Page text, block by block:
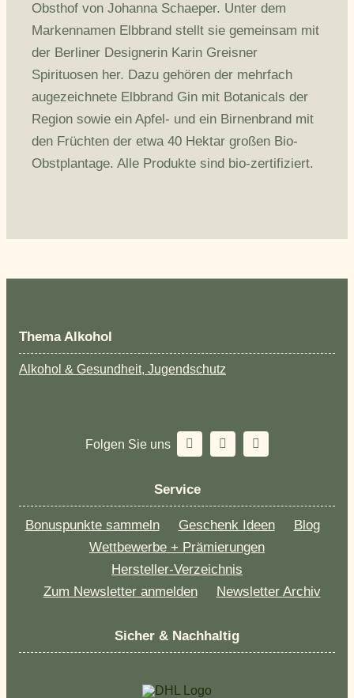
Obsthof von Johanna Schaeper. Unter dem
Markennamen Elbbrand stellt sie gemeinsam mit
der Berliner Designerin Karin Greisner
Spirituosen her. Dazu gehören der mehrfach
augezeichnete Elbbrand Gin mit Botanicals der
Region sowie ein Apfel- und ein Birnenbrand mit
den Früchten der etwa 40 Hektar großen Bio-
Obstplantage. Alle Produkte sind bio-zertifiziert.
Thema Alkohol
Alkohol & Gesundheit, Jugendschutz
Folgen Sie uns
Service
Bonuspunkte sammeln Geschenk Ideen
Blog
Wettbewerbe + Prämierungen
Hersteller-Verzeichnis
Zum Newsletter anmelden
Newsletter Archiv
Sicher & Nachhaltig